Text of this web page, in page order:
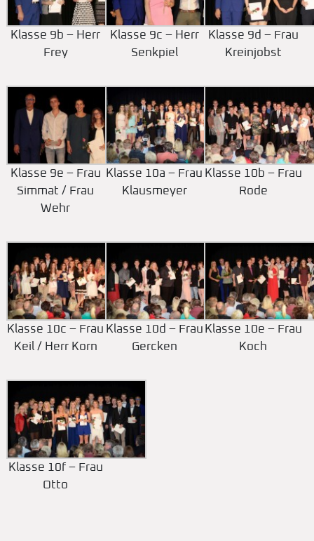
Klasse 9b – Herr
Frey
Klasse 9c – Herr
Senkpiel
Klasse 9d – Frau
Kreinjobst
Klasse 9e – Frau
Simmat / Frau
Wehr
Klasse 10a – Frau
Klausmeyer
Klasse 10b – Frau
Rode
Klasse 10c – Frau
Keil / Herr Korn
Klasse 10d – Frau
Gercken
Klasse 10e – Frau
Koch
Klasse 10f – Frau
Otto